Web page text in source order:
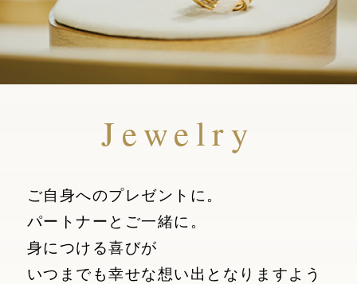
Jewelry
ご自身へのプレゼントに。
パートナーとご一緒に。
身につける喜びが
いつまでも幸せな想い出となりますよう